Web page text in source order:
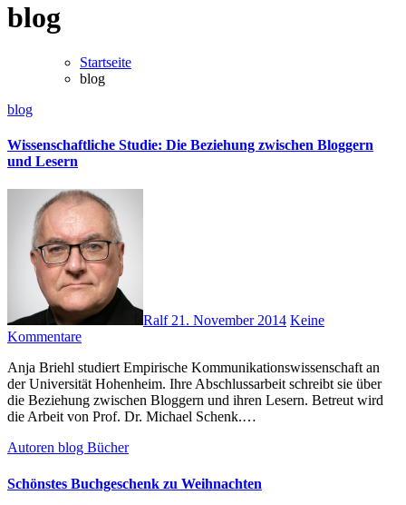
blog
Startseite
blog
blog
Wissenschaftliche Studie: Die Beziehung zwischen Bloggern
und Lesern
Ralf21. November 2014 Keine
Kommentare
Anja Briehl studiert Empirische Kommunikationswissenschaft an
der Universität Hohenheim. Ihre Abschlussarbeit schreibt sie über
die Beziehung zwischen Bloggern und ihren Lesern. Betreut wird
die Arbeit von Prof. Dr. Michael Schenk.…
Autoren blog Bücher
Schönstes Buchgeschenk zu Weihnachten